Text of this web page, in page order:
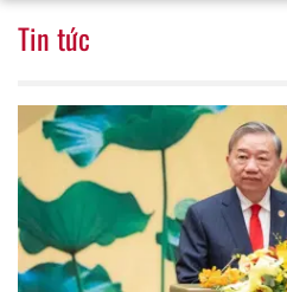
Tin tức